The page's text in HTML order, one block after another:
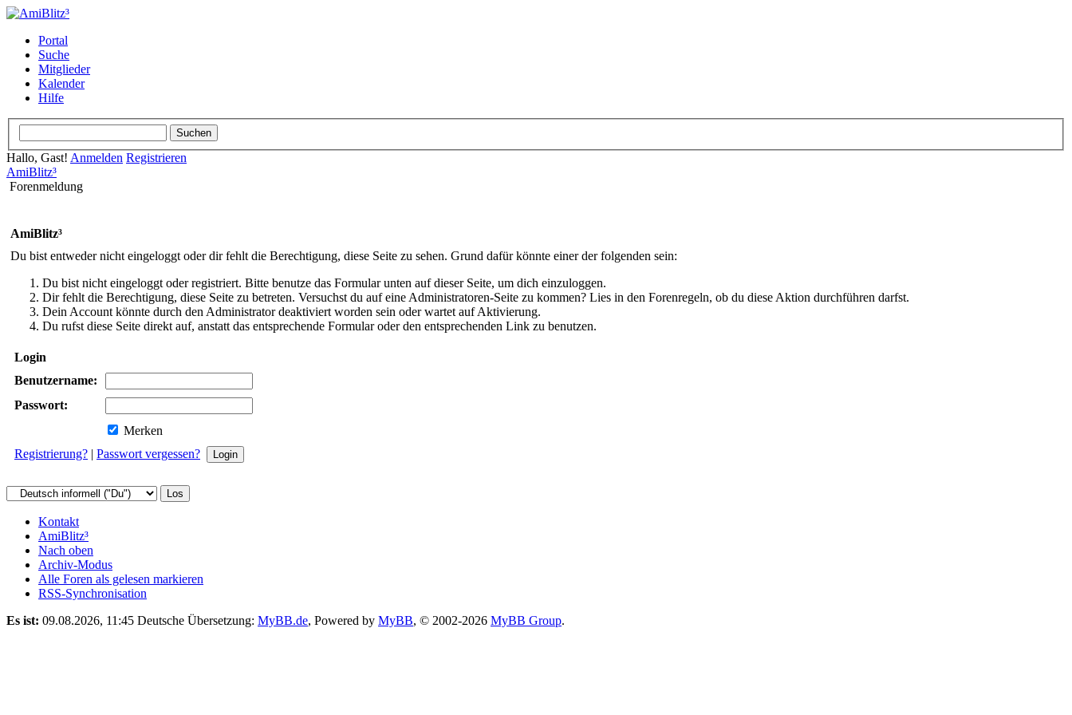
Portal
Suche
Mitglieder
Kalender
Hilfe
Hallo, Gast! Anmelden Registrieren
AmiBlitz³
Forenmeldung
AmiBlitz³
Du bist entweder nicht eingeloggt oder dir fehlt die Berechtigung, diese Seite zu sehen. Grund dafür könnte einer der folgenden sein:
Du bist nicht eingeloggt oder registriert. Bitte benutze das Formular unten auf dieser Seite, um dich einzuloggen.
Dir fehlt die Berechtigung, diese Seite zu betreten. Versuchst du auf eine Administratoren-Seite zu kommen? Lies in den Forenregeln, ob du diese Aktion durchführen darfst.
Dein Account könnte durch den Administrator deaktiviert worden sein oder wartet auf Aktivierung.
Du rufst diese Seite direkt auf, anstatt das entsprechende Formular oder den entsprechenden Link zu benutzen.
Login
Benutzername:
Passwort:
Merken
Registrierung? | Passwort vergessen?
Kontakt
AmiBlitz³
Nach oben
Archiv-Modus
Alle Foren als gelesen markieren
RSS-Synchronisation
Es ist: 09.08.2026, 11:45 Deutsche Übersetzung: MyBB.de, Powered by MyBB, © 2002-2026 MyBB Group.